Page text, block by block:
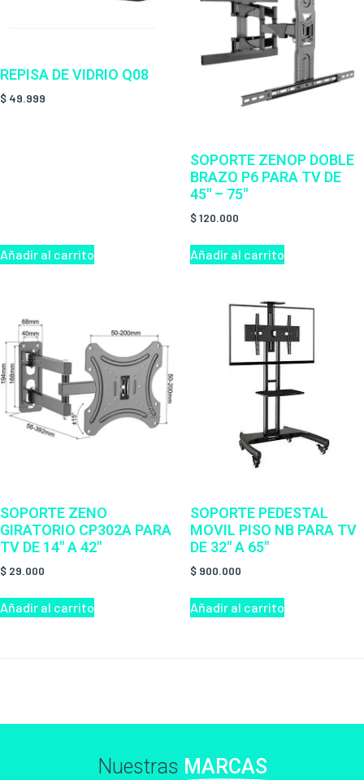
REPISA DE VIDRIO Q08
$ 49.999
Añadir al carrito
SOPORTE ZENOP DOBLE
BRAZO P6 PARA TV DE
45″ – 75″
$120.000
Añadir al carrito
SOPORTE ZENO
GIRATORIO CP302A PARA
TV DE 14″ A 42″
$ 29.000
Añadir al carrito
SOPORTE PEDESTAL
MOVIL PISO NB PARA TV
DE 32″ A 65″
$ 900.000
Añadir al carrito
Nuestras MARCAS